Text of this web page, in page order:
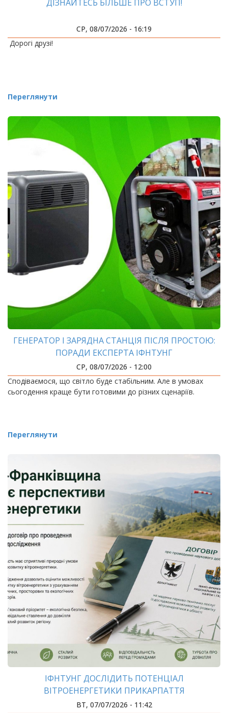
ДІЗНАЙТЕСЬ БІЛЬШЕ ПРО ВСТУП!
СР, 08/07/2026 - 16:19
Дорогі друзі!
Переглянути
ГЕНЕРАТОР І ЗАРЯДНА СТАНЦІЯ ПІСЛЯ ПРОСТОЮ:
ПОРАДИ ЕКСПЕРТА ІФНТУНГ
СР, 08/07/2026 - 12:00
Сподіваємося, що світло буде стабільним. Але в умовах
сьогодення краще бути готовими до різних сценаріїв.
Переглянути
ІФНТУНГ ДОСЛІДИТЬ ПОТЕНЦІАЛ
ВІТРОЕНЕРГЕТИКИ ПРИКАРПАТТЯ
ВТ, 07/07/2026 - 11:42